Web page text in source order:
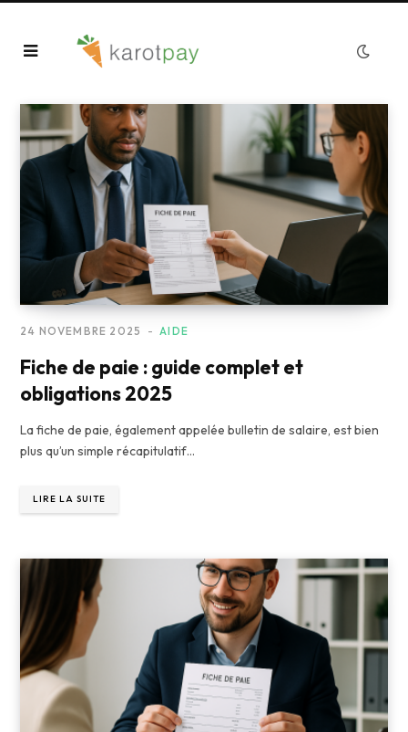
AIDE
24 NOVEMBRE 2025
Fiche de paie : guide complet et
obligations 2025
La fiche de paie, également appelée bulletin de salaire, est bien
plus qu’un simple récapitulatif…
LIRE LA SUITE